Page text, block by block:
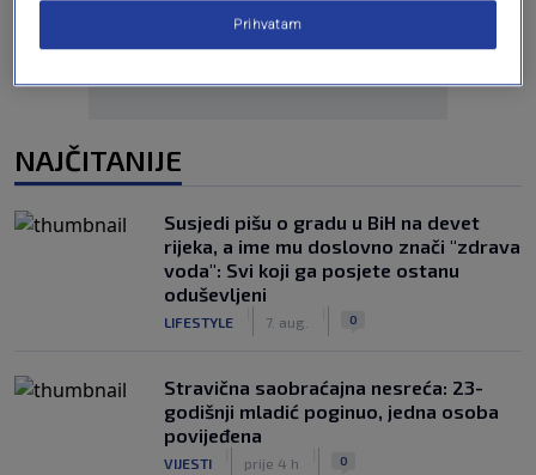
NAJČITANIJE
Susjedi pišu o gradu u BiH na devet
rijeka, a ime mu doslovno znači "zdrava
voda": Svi koji ga posjete ostanu
oduševljeni
LIFESTYLE 7. aug. 0
Stravična saobraćajna nesreća: 23-
godišnji mladić poginuo, jedna osoba
povijeđena
VIJESTI prije 4 h 0
Prihvatam